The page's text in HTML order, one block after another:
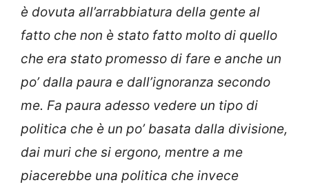
è dovuta all’arrabbiatura della gente al
fatto che non è stato fatto molto di quello
che era stato promesso di fare e anche un
po’ dalla paura e dall’ignoranza secondo
me. Fa paura adesso vedere un tipo di
politica che è un po’ basata dalla divisione,
dai muri che si ergono, mentre a me
piacerebbe una politica che invece